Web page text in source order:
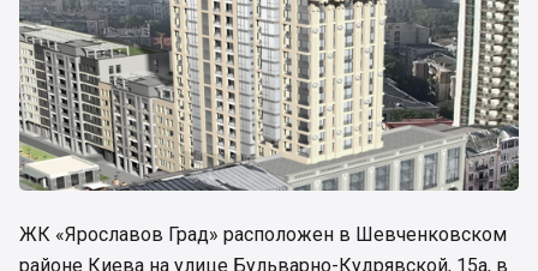
ЖК «Ярославов Град» расположен в Шевченковском
районе Киева на улице Бульварно-Кудрявской, 15а, в